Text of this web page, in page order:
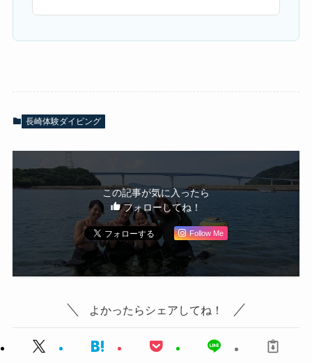
長崎体験ダイビング
この記事が気に入ったら
フォローしてね！
Follow Me
よかったらシェアしてね！